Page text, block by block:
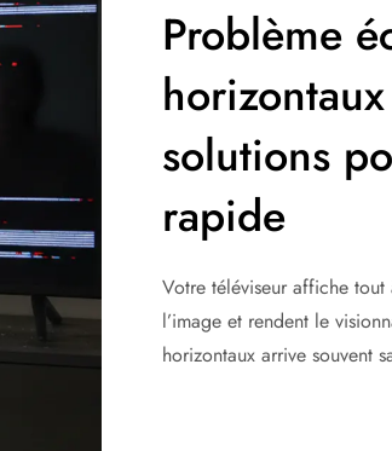
Problème
solutions
rapide
Votre téléviseur affiche
l’image et rendent le
horizontaux arrive souvent